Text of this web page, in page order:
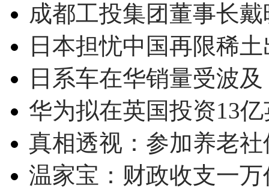
成都工投集团董事长
日本担忧中国再限稀
日系车在华销量受波
华为拟在英国投资13
真相透视：参加养老
温家宝：财政收支一